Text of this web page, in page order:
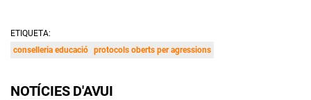
ETIQUETA:
conselleria educació protocols oberts per agressions
NOTÍCIES D'AVUI